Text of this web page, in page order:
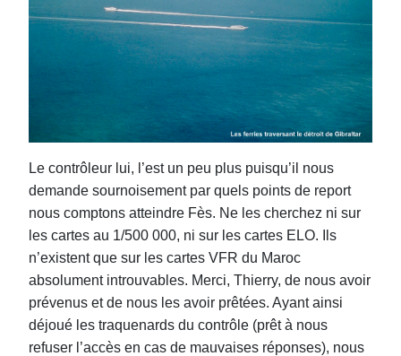
Le contrôleur lui, l’est un peu plus puisqu’il nous
demande sournoisement par quels points de report
nous comptons atteindre Fès. Ne les cherchez ni sur
les cartes au 1/500 000, ni sur les cartes ELO. Ils
n’existent que sur les cartes VFR du Maroc
absolument introuvables. Merci, Thierry, de nous avoir
prévenus et de nous les avoir prêtées. Ayant ainsi
déjoué les traquenards du contrôle (prêt à nous
refuser l’accès en cas de mauvaises réponses), nous